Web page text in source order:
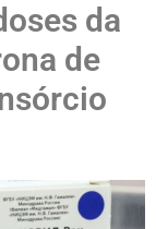
da
de